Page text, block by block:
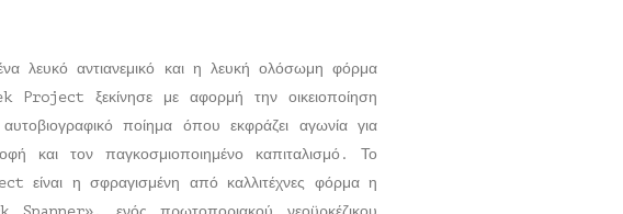
λευκό αντιανεμικό και η λευκή ολόσωμη φόρμα
ξεκίνησε με αφορμή την οικειοποίηση
ποίημα όπου εκφράζει αγωνία για
και τον παγκοσμιοποιημένο καπιταλισμό. Το
είναι η σφραγισμένη από καλλιτέχνες φόρμα η